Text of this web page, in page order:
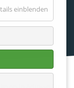
einblenden